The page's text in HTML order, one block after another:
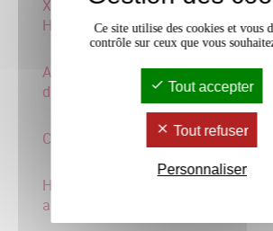
XXIe siécles. Introduction
HA conten
3 crédits
Analyses philosophiques
du présent
3 crédits
Culture Amérique Latine 3 crédits
Histoire et civilisation
arabe
Ce site utilise des cookies et vous
contrôle sur ceux que vous
Tout accepter
Tout refuser
Personnaliser